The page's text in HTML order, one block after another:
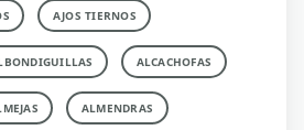
AJOS TIERNOS
ALCACHOFAS
ALMENDRAS